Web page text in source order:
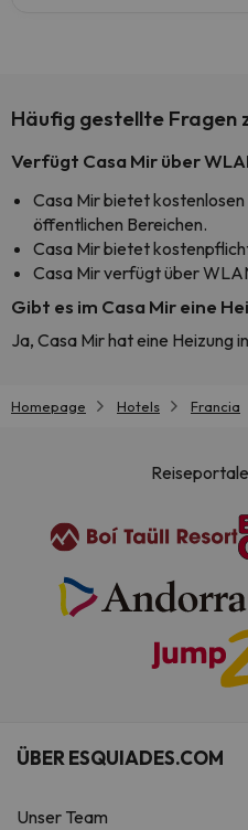
Häufig gestellte Fragen
Verfügt Casa Mir über
Casa Mir bietet
öffentlichen Bereichen.
Casa Mir bietet
Casa Mir verfügt über
Gibt es im Casa Mir eine
Ja, Casa Mir hat eine Heizung
Homepage Hotels Francia
ÜBER ESQUIADES.COM
Unser Team